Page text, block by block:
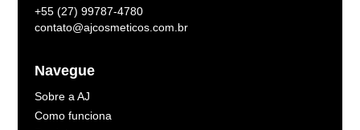
+55 (27) 99787-4780
contato@ajcosmeticos.com.br
Navegue
Sobre a AJ
Como funciona